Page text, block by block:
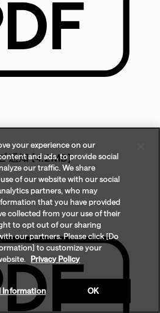
通知 [4.2MB]
your experience on our
and ads, to provide social
our traffic. We share
of our website with our social
partners, who may
that you have provided
collected from your use of their
to opt out of our sharing
our partners. Please click [Do
to customize your
Privacy Policy
Information OK